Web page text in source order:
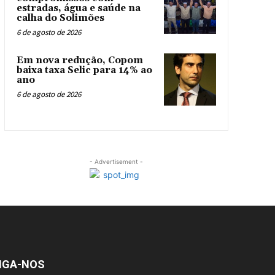
estradas, água e saúde na
calha do Solimões
6 de agosto de 2026
Em nova redução, Copom
baixa taxa Selic para 14% ao
ano
6 de agosto de 2026
- Advertisement -
NOS